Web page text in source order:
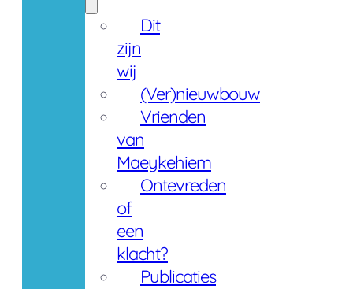
Dit
zijn
wij
(Ver)nieuwbouw
Vrienden
van
Maeykehiem
Ontevreden
of
een
klacht?
Publicaties